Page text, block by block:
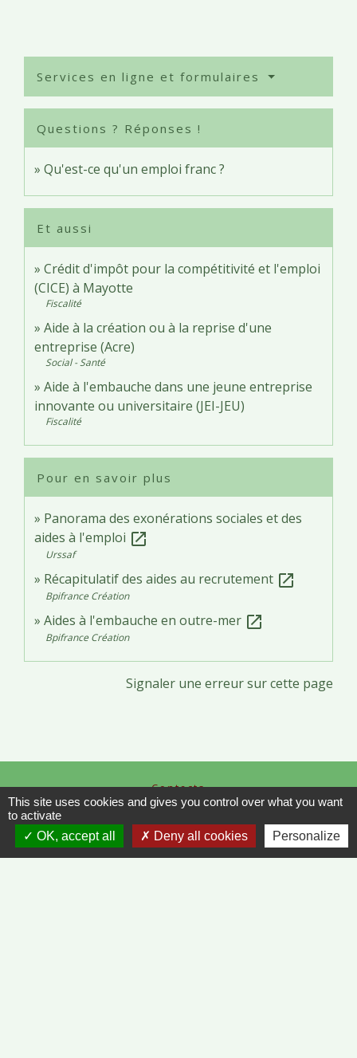
Services en ligne et formulaires
Questions ? Réponses !
Qu'est-ce qu'un emploi franc ?
Et aussi
Crédit d'impôt pour la compétitivité et l'emploi
(CICE) à Mayotte
Fiscalité
Aide à la création ou à la reprise d'une
entreprise (Acre)
Social - Santé
Aide à l'embauche dans une jeune entreprise
innovante ou universitaire (JEI-JEU)
Fiscalité
Pour en savoir plus
Panorama des exonérations sociales et des
aides à l'emploi open_in_new
Urssaf
Récapitulatif des aides au recrutement open_in_new
Bpifrance Création
Aides à l'embauche en outre-mer open_in_new
Bpifrance Création
Signaler une erreur sur cette page
Contacts
Commune de Vinzelles
65, rue de la Mairie
71680 Vinzelles - FRANCE
This site uses cookies and gives you control over what you want
to activate
OK, accept all
Deny all cookies Personalize